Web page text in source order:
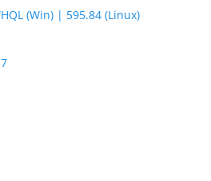
(Win) | 595.84 (Linux)